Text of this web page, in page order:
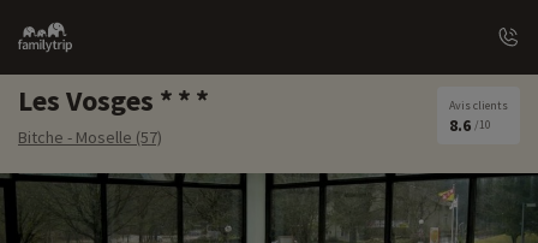
Family
trip
Les Vosges
Bitche - Moselle (57)
Avis clients
8.6 /10